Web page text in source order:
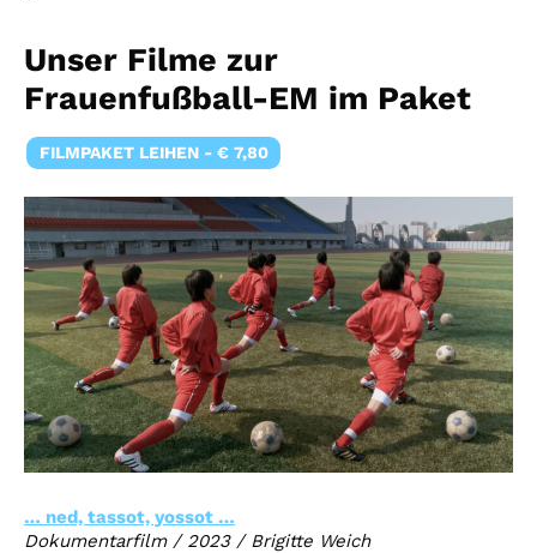
Unser Filme zur
Frauenfußball-EM im Paket
FILMPAKET LEIHEN - € 7,80
… ned, tassot, yossot …
Dokumentarfilm / 2023 / Brigitte Weich